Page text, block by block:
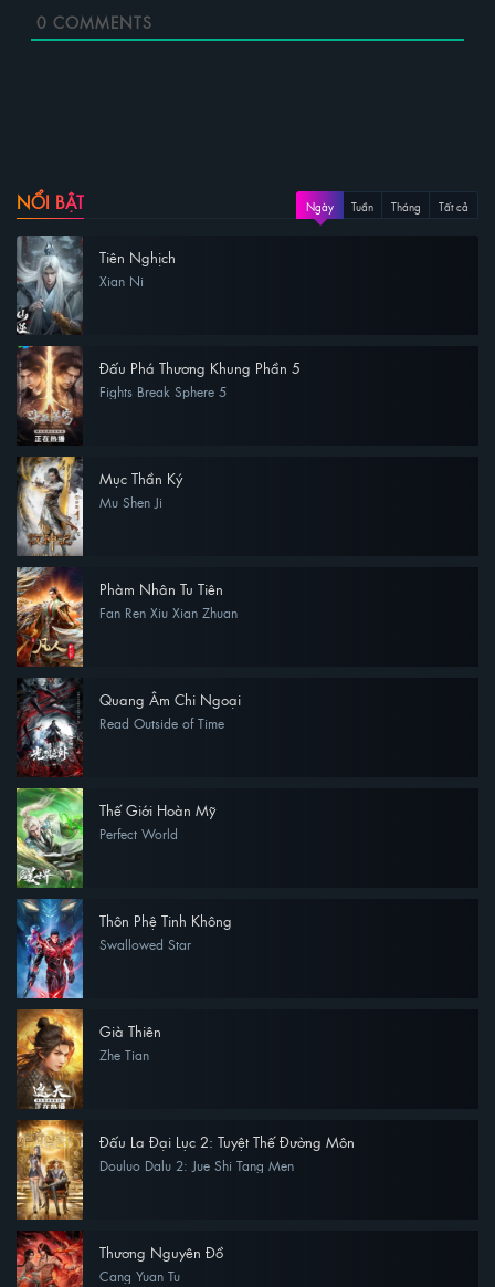
0 COMMENTS
NỔI BẬT Ngày Tuần Tháng Tất cả
Tiên Nghịch
Xian Ni
Đấu Phá Thương Khung Phần 5
Fights Break Sphere 5
Mục Thần Ký
Mu Shen Ji
Phàm Nhân Tu Tiên
Fan Ren Xiu Xian Zhuan
Quang Âm Chi Ngoại
Read Outside of Time
Thế Giới Hoàn Mỹ
Perfect World
Thôn Phệ Tinh Không
Swallowed Star
Già Thiên
Zhe Tian
Đấu La Đại Lục 2: Tuyệt Thế Đường Môn
Douluo Dalu 2: Jue Shi Tang Men
Thương Nguyên Đồ
Cang Yuan Tu